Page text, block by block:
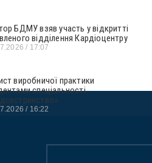
БДМУ взяв участь у відкритті
відділення Кардіоцентру
17:07
виробничої практики
спеціальності
16:22